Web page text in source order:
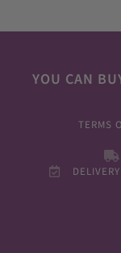
YOU CAN
TERMS